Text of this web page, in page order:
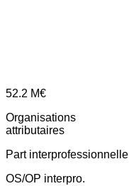
52.2 M€
Organisations
attributaires
Part interprofessionnelle
OS/OP interpro.